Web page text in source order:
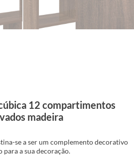
12 compartimentos
madeira
se a ser um complemento decorativo
para a sua decoração.